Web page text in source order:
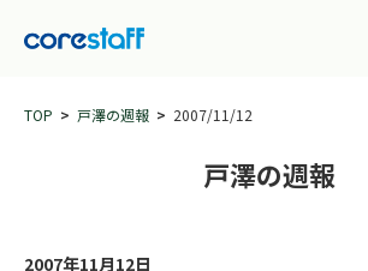
TOP 戸澤の週報 2007/11/12
戸澤の週報
2007年11月12日